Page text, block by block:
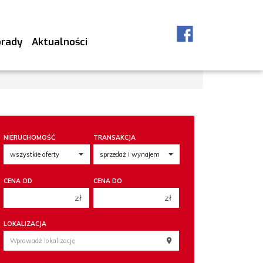
Aktualności
NIERUCHOMOŚĆ TRANSAKCJA
CENA OD
zł
200 000 zł
250 000 zł
CENA DO
zł
200 000 zł
250 000 zł
LOKALIZACJA